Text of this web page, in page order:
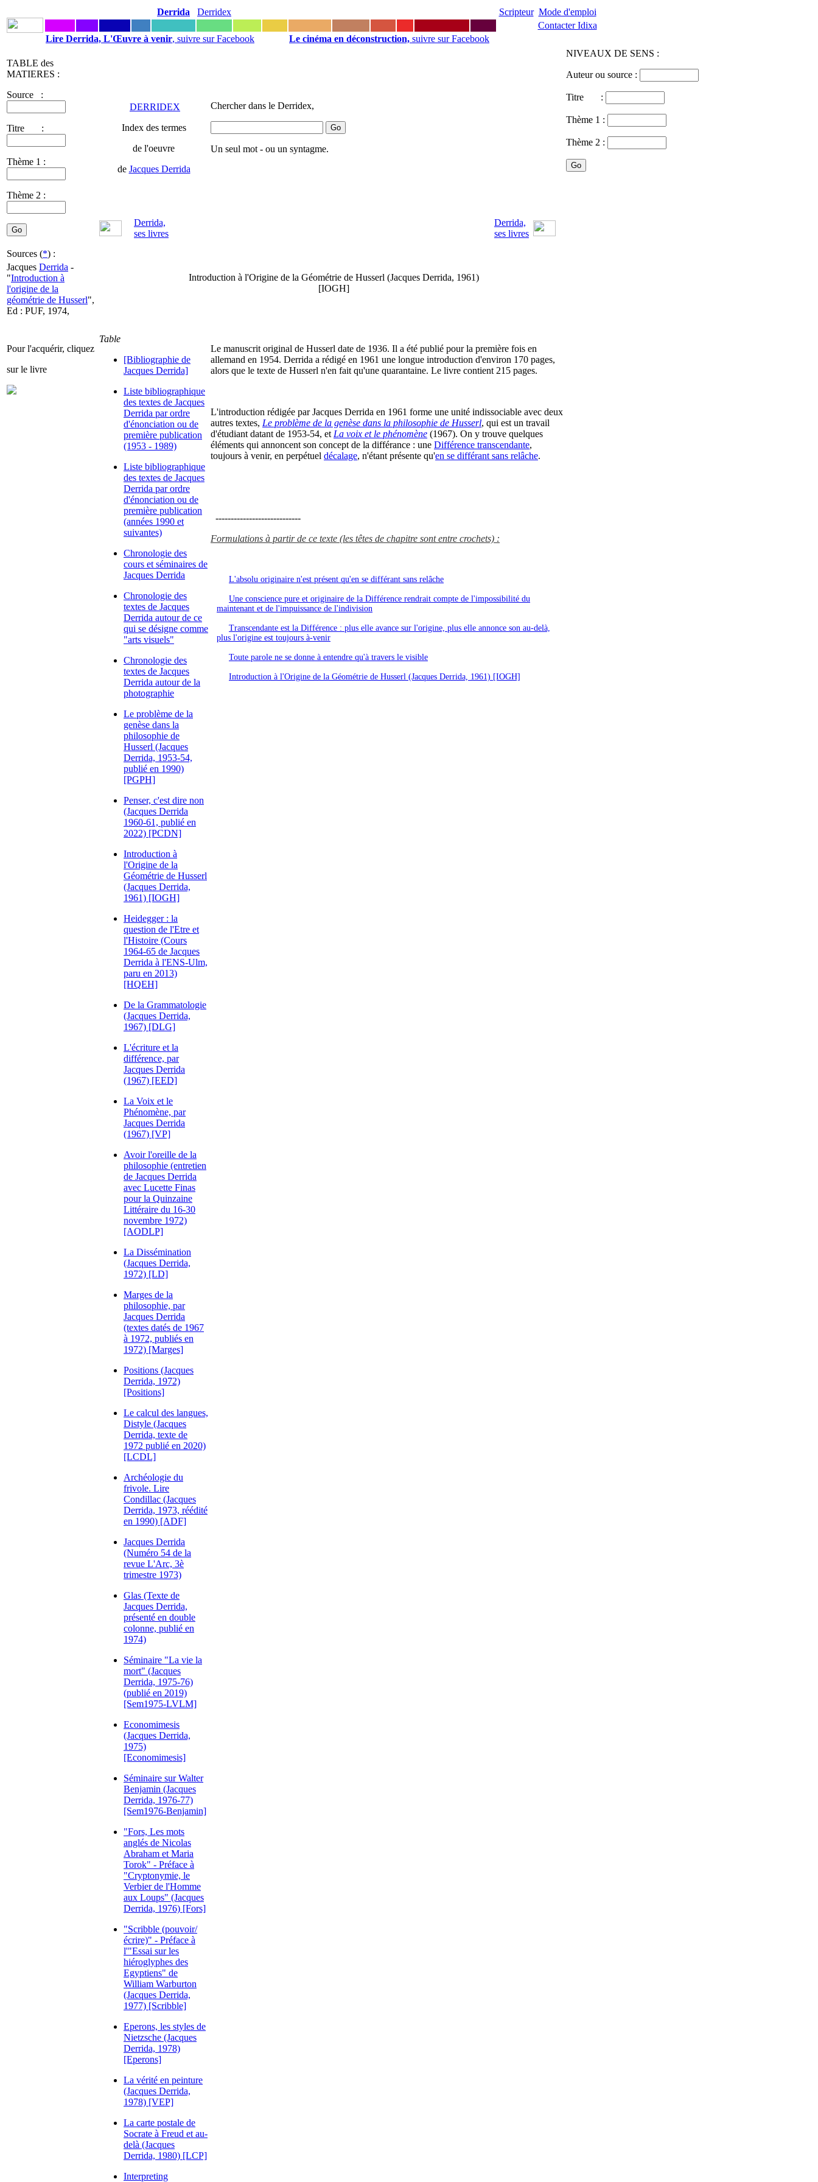
Derrida Derridex Scripteur Mode d'emploi
Contacter Idixa
Lire Derrida, L'Œuvre à venir, suivre sur Facebook Le cinéma en déconstruction, suivre sur Facebook
TABLE des
MATIERES :
Source :
Titre :
Thème 1 :
Thème 2 :
NIVEAUX DE SENS :
Auteur ou source :
Titre :
Thème 1 :
Thème 2 :
DERRIDEX
Index des termes
de l'oeuvre
de Jacques Derrida
Chercher dans le Derridex,
Un seul mot - ou un syntagme.
Derrida,
ses livres
Derrida,
ses livres
Sources (*) :
Jacques Derrida -
"Introduction à
l'origine de la
géométrie de Husserl",
Ed : PUF, 1974,
Introduction à l'Origine de la Géométrie de Husserl (Jacques Derrida, 1961)
[IOGH]
Pour l'acquérir, cliquez
sur le livre
Table
[Bibliographie de
Jacques Derrida]
Liste bibliographique
des textes de Jacques
Derrida par ordre
d'énonciation ou de
première publication
(1953 - 1989)
Liste bibliographique
des textes de Jacques
Derrida par ordre
d'énonciation ou de
première publication
(années 1990 et
suivantes)
Chronologie des
cours et séminaires de
Jacques Derrida
Chronologie des
textes de Jacques
Derrida autour de ce
qui se désigne comme
"arts visuels"
Chronologie des
textes de Jacques
Derrida autour de la
photographie
Le problème de la
genèse dans la
philosophie de
Husserl (Jacques
Derrida, 1953-54,
publié en 1990)
[PGPH]
Penser, c'est dire non
(Jacques Derrida
1960-61, publié en
2022) [PCDN]
Introduction à
l'Origine de la
Géométrie de Husserl
(Jacques Derrida,
1961) [IOGH]
Heidegger : la
question de l'Etre et
l'Histoire (Cours
1964-65 de Jacques
Derrida à l'ENS-Ulm,
paru en 2013)
[HQEH]
De la Grammatologie
(Jacques Derrida,
1967) [DLG]
L'écriture et la
différence, par
Jacques Derrida
(1967) [EED]
La Voix et le
Phénomène, par
Jacques Derrida
(1967) [VP]
Avoir l'oreille de la
philosophie (entretien
de Jacques Derrida
avec Lucette Finas
pour la Quinzaine
Littéraire du 16-30
novembre 1972)
[AODLP]
La Dissémination
(Jacques Derrida,
1972) [LD]
Marges de la
philosophie, par
Jacques Derrida
(textes datés de 1967
à 1972, publiés en
1972) [Marges]
Positions (Jacques
Derrida, 1972)
[Positions]
Le calcul des langues,
Distyle (Jacques
Derrida, texte de
1972 publié en 2020)
[LCDL]
Archéologie du
frivole. Lire
Condillac (Jacques
Derrida, 1973, réédité
en 1990) [ADF]
Jacques Derrida
(Numéro 54 de la
revue L'Arc, 3è
trimestre 1973)
Glas (Texte de
Jacques Derrida,
présenté en double
colonne, publié en
1974)
Séminaire "La vie la
mort" (Jacques
Derrida, 1975-76)
(publié en 2019)
[Sem1975-LVLM]
Economimesis
(Jacques Derrida,
1975)
[Economimesis]
Séminaire sur Walter
Benjamin (Jacques
Derrida, 1976-77)
[Sem1976-Benjamin]
"Fors, Les mots
anglés de Nicolas
Abraham et Maria
Torok" - Préface à
"Cryptonymie, le
Verbier de l'Homme
aux Loups" (Jacques
Derrida, 1976) [Fors]
"Scribble (pouvoir/
écrire)" - Préface à
l'"Essai sur les
hiéroglyphes des
Egyptiens" de
William Warburton
(Jacques Derrida,
1977) [Scribble]
Eperons, les styles de
Nietzsche (Jacques
Derrida, 1978)
[Eperons]
La vérité en peinture
(Jacques Derrida,
1978) [VEP]
La carte postale de
Socrate à Freud et au-
delà (Jacques
Derrida, 1980) [LCP]
Interpreting
Le manuscrit original de Husserl date de 1936. Il a été publié pour la première fois en
allemand en 1954. Derrida a rédigé en 1961 une longue introduction d'environ 170 pages,
alors que le texte de Husserl n'en fait qu'une quarantaine. Le livre contient 215 pages.
L'introduction rédigée par Jacques Derrida en 1961 forme une unité indissociable avec deux
autres textes, Le problème de la genèse dans la philosophie de Husserl, qui est un travail
d'étudiant datant de 1953-54, et La voix et le phénomène (1967). On y trouve quelques
éléments qui annoncent son concept de la différance : une Différence transcendante,
toujours à venir, en perpétuel décalage, n'étant présente qu'en se différant sans relâche.
----------------------------
Formulations à partir de ce texte (les têtes de chapitre sont entre crochets) :
L'absolu originaire n'est présent qu'en se différant sans relâche
Une conscience pure et originaire de la Différence rendrait compte de l'impossibilité du
maintenant et de l'impuissance de l'indivision
Transcendante est la Différence : plus elle avance sur l'origine, plus elle annonce son au-delà,
plus l'origine est toujours à-venir
Toute parole ne se donne à entendre qu'à travers le visible
Introduction à l'Origine de la Géométrie de Husserl (Jacques Derrida, 1961) [IOGH]